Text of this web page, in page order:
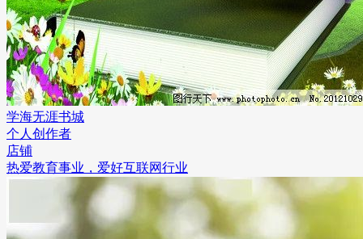
学海无涯书城
个人创作者
店铺
热爱教育事业，爱好互联网行业